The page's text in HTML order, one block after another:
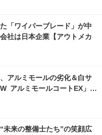
「ワイパーブレード」が中
社は日本企業【アウトメカ
アルミモールの劣化＆白サ
アルミモールコートEX」…
未来の整備士たち”の笑顔広